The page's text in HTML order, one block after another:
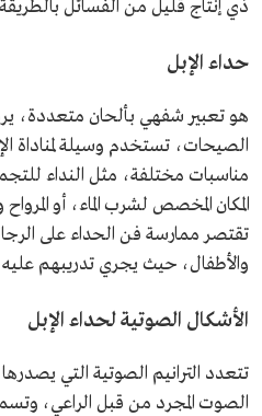
ذي إنتاج قليل من الفسائل
حداء الإبل
هو تعبير شفهي بألحان متعددة،
الصيحات، تستخدم وسيلة لمناداة
مناسبات مختلفة، مثل النداء
المكان المخصص لشرب الماء، أو
تقتصر ممارسة فن الحداء على
والأطفال، حيث يجري تدريبهم
الأشكال الصوتية لحداء الإبل
تتعدد الترانيم الصوتية التي
الصوت المجرد من قبل الراعي،